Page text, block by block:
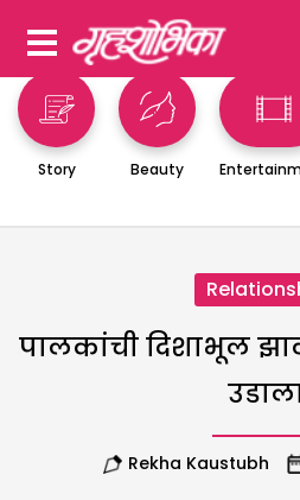
Story Beauty
पालकांची दिशाभूल
Rekha Kaustubh